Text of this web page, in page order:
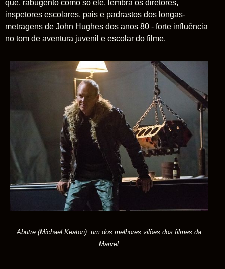
que, rabugento como só ele, lembra os diretores,
inspetores escolares, pais e padrastos dos longas-
metragens de John Hughes dos anos 80 - forte influência
no tom de aventura juvenil e escolar do filme.
Abutre (Michael Keaton): um dos melhores vilões dos filmes da
Marvel